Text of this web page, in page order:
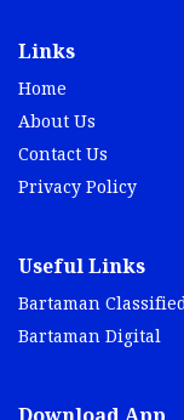
Links
Home
About Us
Contact Us
Privacy Policy
Useful Links
Bartaman
Bartaman Digital